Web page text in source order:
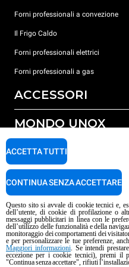
Forni professionali a convezione
Il Frigo Caldo
Forni professionali elettrici
Forni professionali a gas
ACCESSORI
Tutti gli accessori
Detergenti per lavaggio automatico
Detergenti per lavaggio manuale
Trattamento acqua con filtro a resine
MONDO UNOX
Le nostre sedi nel mondo
SUPPORTO
Garanzia Unox
Trova Centri Service
Copyright 2026 UNOX S.p.A.
04230750285 - R.E.A. Padova
C.F. 04230750285 - IT
Informativa sui contenuti IA
Questo sito si avvale di cookie tecnici e,
dell’utente, di cookie di profilazione o
messaggi pubblicitari in linea con le
dell’utilizzo delle funzionalità e della
monitoraggio dei comportamenti dei
e per personalizzare le tue preferenze,
Maggiori informazioni. Se intendi
eccezione per i cookie tecnici), premi il
"Continua senza accettare", rifiuti
ACCETTA TUTTI
CONTINUA SENZA ACCETTARE